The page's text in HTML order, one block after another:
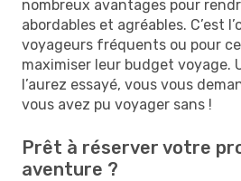
nombreux avantages pour
abordables et agréables. C’est
voyageurs fréquents ou pour
maximiser leur budget voyage.
l’aurez essayé, vous vous
vous avez pu voyager sans !
Prêt à réserver votre
aventure ?